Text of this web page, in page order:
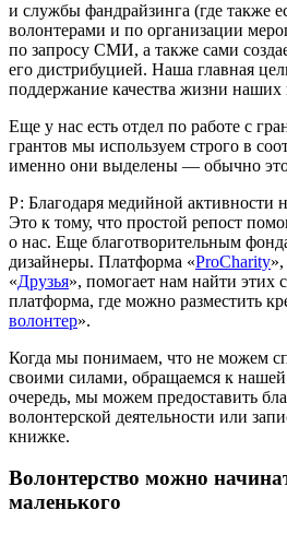
и службы фандрайзинга (где также
волонтерами и по организации
по запросу СМИ, а также сами
его дистрибуцией. Наша главная
поддержание качества жизни
Еще у нас есть отдел по работе с
грантов мы используем строго в
именно они выделены — обычно это
Р: Благодаря медийной активности
Это к тому, что простой репост
о нас. Еще благотворительным
дизайнеры. Платформа «ProCharity
«Друзья», помогает нам найти этих
платформа, где можно разместить
волонтер».
Когда мы понимаем, что не можем
своими силами, обращаемся к нашей
очередь, мы можем предоставить
волонтерской деятельности или
книжке.
Волонтерство можно
маленького